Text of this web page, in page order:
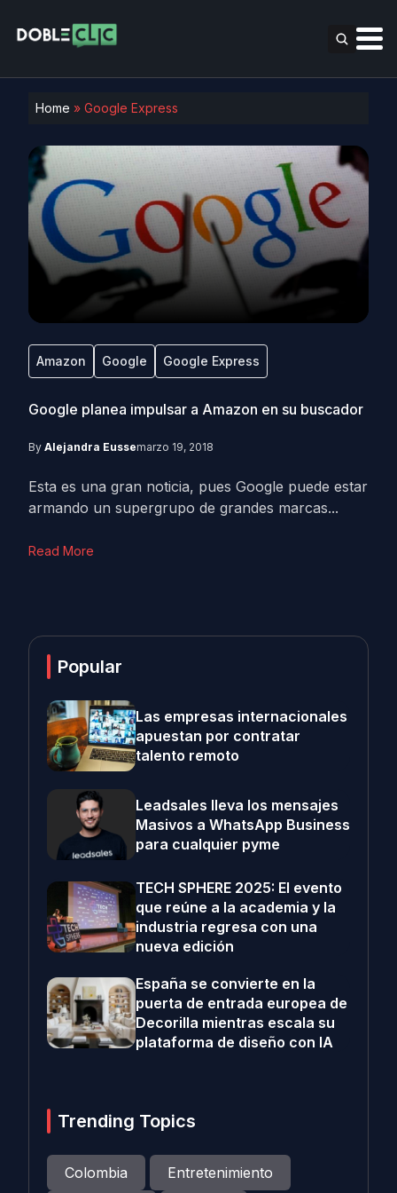
Home » Google Express
Amazon Google Google Express
Google planea impulsar a Amazon en su buscador
By Alejandra Eussemarzo 19, 2018
Esta es una gran noticia, pues Google puede estar
armando un supergrupo de grandes marcas...
Read More
Popular
Las empresas internacionales
apuestan por contratar
talento remoto
Leadsales lleva los mensajes
Masivos a WhatsApp Business
para cualquier pyme
TECH SPHERE 2025: El evento
que reúne a la academia y la
industria regresa con una
nueva edición
España se convierte en la
puerta de entrada europea de
Decorilla mientras escala su
plataforma de diseño con IA
Trending Topics
Colombia Entretenimiento